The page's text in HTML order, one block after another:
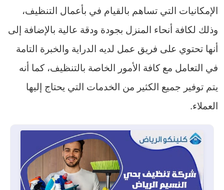
الإمكانيات التي تساهم بالقيام في بأعمال التنظيف،
وذلك لكافة أنحاء المنزل بجودة ودقة عالية بالإضافة إلى
أنها تحتوي على فريق عمل لديه الدراية والخبرة التامة
في التعامل مع كافة الأمور الخاصة بالتنظيف، كما أنه
يتم توفير جميع الكثير من الخدمات التي يحتاج إليها
العملاء.